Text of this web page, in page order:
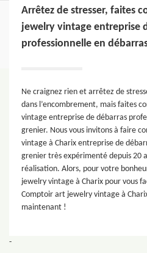
Arrêtez de stresser, faites
jewelry vintage entreprise
professionnelle en
Ne craignez rien et arrêtez de
dans l’encombrement, mais faites
vintage entreprise de débarras
grenier. Nous vous invitons à faire
vintage à Charix entreprise de
grenier très expérimenté depuis 20
réalisation. Alors, pour votre
jewelry vintage à Charix pour vous
Comptoir art jewelry vintage à
maintenant !
-